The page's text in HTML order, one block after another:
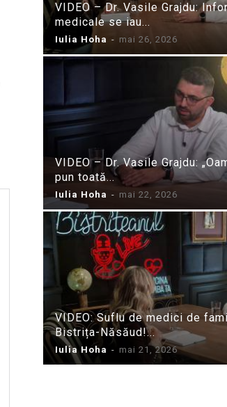
VIDEO – Dr. Vasile Grajdu:
medicale se iau...
Iulia Hoha - mai 26, 2026
VIDEO – Dr. Vasile Grajdu:
pun toată...
Iulia Hoha - mai 22, 2026
VIDEO: Suflu de medici de
Bistrița-Năsăud!...
Iulia Hoha - mai 21, 2026